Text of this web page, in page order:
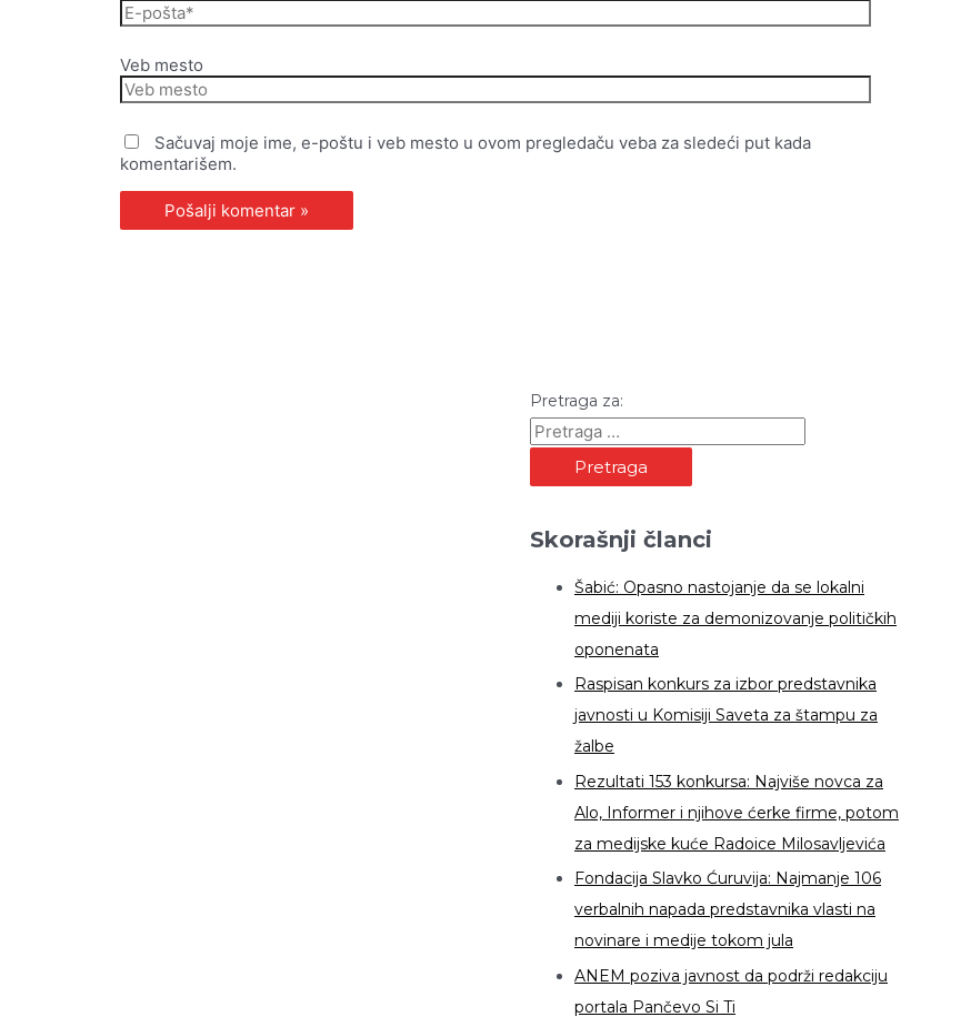
Veb mesto
Sačuvaj moje ime, e-poštu i veb mesto u ovom pregledaču veba za sledeći put kada
komentarišem.
Pretraga za:
Skorašnji članci
Šabić: Opasno nastojanje da se lokalni
mediji koriste za demonizovanje političkih
oponenata
Raspisan konkurs za izbor predstavnika
javnosti u Komisiji Saveta za štampu za
žalbe
Rezultati 153 konkursa: Najviše novca za
Alo, Informer i njihove ćerke firme, potom
za medijske kuće Radoice Milosavljevića
Fondacija Slavko Ćuruvija: Najmanje 106
verbalnih napada predstavnika vlasti na
novinare i medije tokom jula
ANEM poziva javnost da podrži redakciju
portala Pančevo Si Ti